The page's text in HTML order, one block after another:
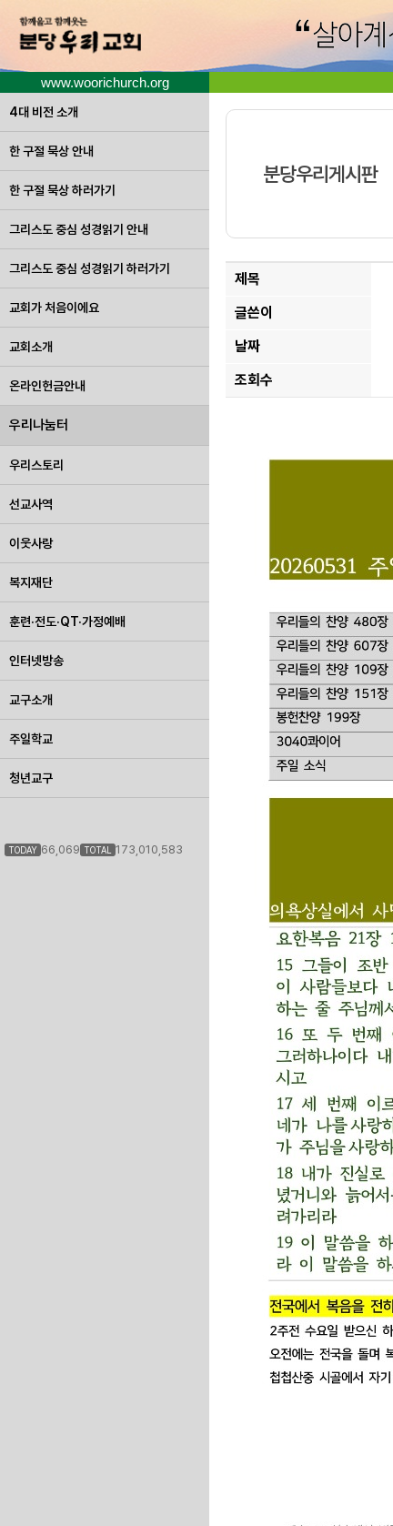
www.woorichurch.org
4대 비전 소개
한 구절 묵상 안내
한 구절 묵상 하러가기
그리스도 중심 성경읽기 안내
그리스도 중심 성경읽기 하러가기
교회가 처음이에요
교회소개
온라인헌금안내
우리나눔터
우리스토리
선교사역
이웃사랑
복지재단
훈련·전도·QT·가정예배
인터넷방송
교구소개
주일학교
청년교구
TODAY 66,069 TOTAL 173,010,583
분당우리게시판
제목
글쓴이
날짜
조회수